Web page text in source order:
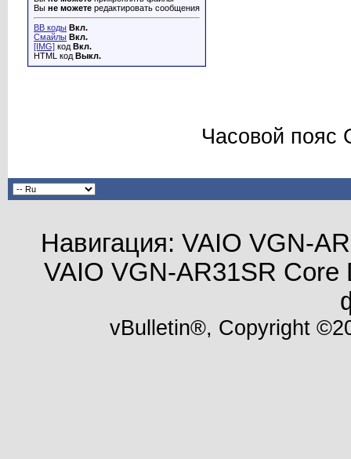
Вы не можете редактировать сообщения
BB коды Вкл.
Смайлы Вкл.
[IMG] код Вкл.
HTML код Выкл.
Часовой пояс
Навигация: VAIO VGN-
VAIO VGN-AR31SR
vBulletin®, Copyright